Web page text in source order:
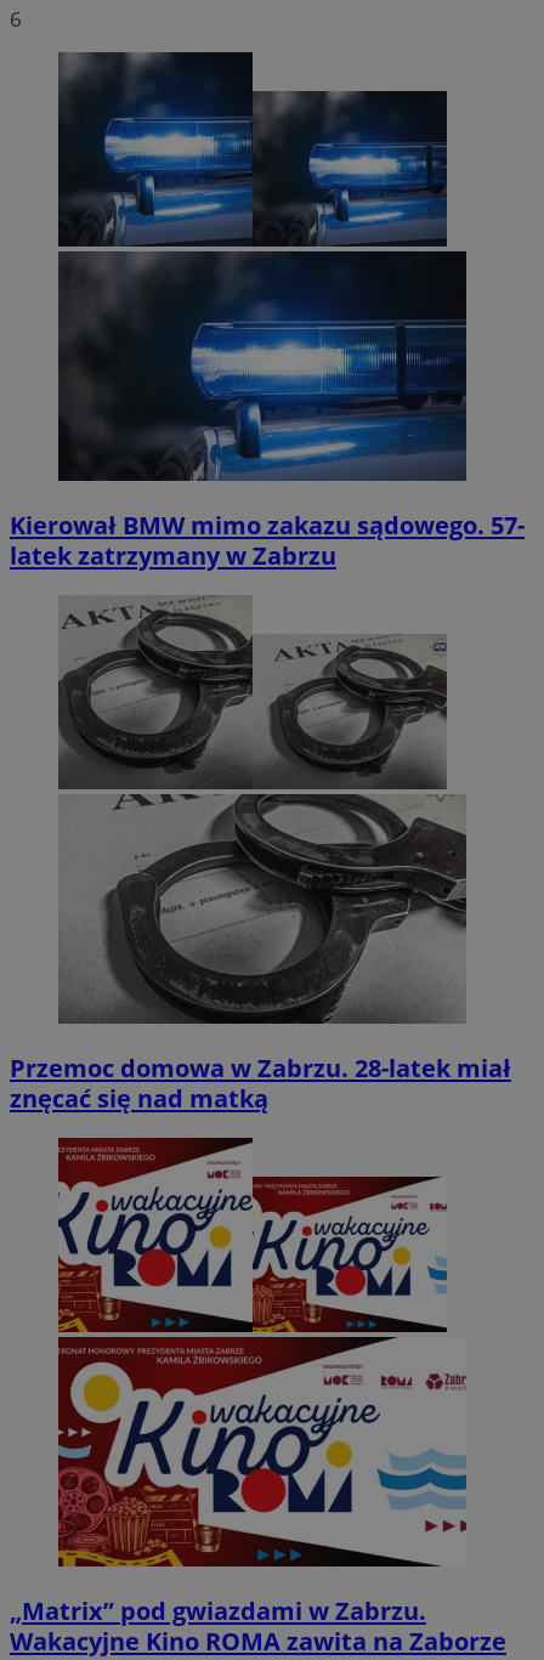
6
Kierował BMW mimo zakazu sądowego. 57-
latek zatrzymany w Zabrzu
Przemoc domowa w Zabrzu. 28-latek miał
znęcać się nad matką
„Matrix” pod gwiazdami w Zabrzu.
Wakacyjne Kino ROMA zawita na Zaborze